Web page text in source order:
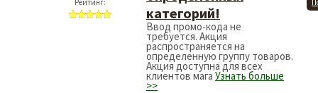
Рейтинг:
категорий!
Ввод промо-кода не
требуется. Акция
распространяется на
определенную группу товаров.
Акция доступна для всех
клиентов мага Узнать больше
>>